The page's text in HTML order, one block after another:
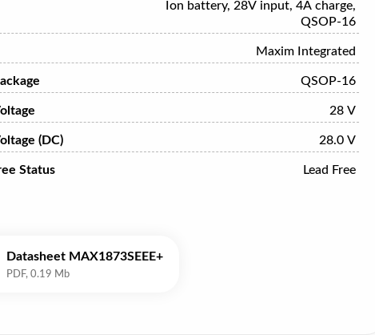
Ion battery, 28V input, 4A charge,
QSOP-16
Maxim Integrated
QSOP-16
28 V
(DC) 28.0 V
Status Lead Free
Datasheet MAX1873SEEE+